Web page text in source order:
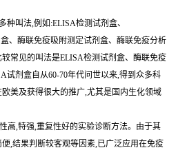
种叫法,例如:ELISA检测试剂盒、
、酶联免疫吸附测定试剂盒、酶联免疫分析
常见的叫法是ELISA检测试剂盒、酶联免疫
试剂盒自从60-70年代问世以来,得到众多科
美及获得很大的推广,尤其是国内生化领域
高,特强,重复性好的实验诊断方法。由于其
,结果判断较客观等因素,已广泛应用在免疫